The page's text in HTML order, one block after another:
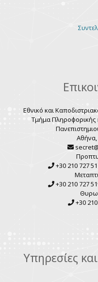
Εθνικό και
Τμήμα Πληροφορικής
Αθήνα,
+30 210 727
+30 210 727
+30
Υπηρεσίες